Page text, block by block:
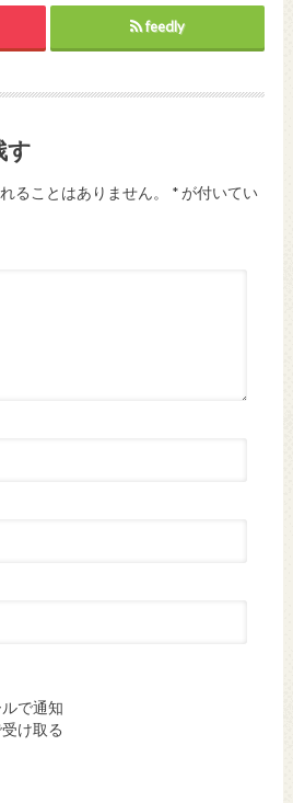
feedly
す
ることはありません。 *が付いてい
で通知
け取る